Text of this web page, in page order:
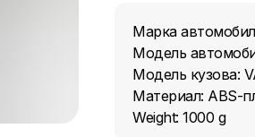
Марка
Модель
Модель кузова:
Материал: ABS-
Weight: 1000 g